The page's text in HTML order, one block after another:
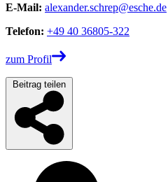
E-Mail: alexander.schrep@esche.de
Telefon: +49 40 36805-322
zum Profil
Beitrag teilen